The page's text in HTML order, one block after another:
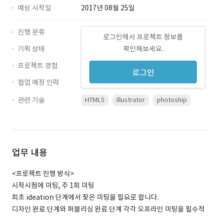
예상 시작일
2017년 08월 25일
로그인해서 프로젝트 정보를
확인해보세요.
로그인
진행 분류
기획 상태
프로젝트 경험
협업 예정 인력
관련 기술
HTML5 Illustrator photoship
업무 내용
<프로젝트 진행 방식>
시작시점에 미팅, 주 1회 미팅
최초 ideation 단계에서 잦은 미팅을 필요로 합니다.
디자인 완료 단계와 퍼블리싱 완료 단계 각각 오프라인 미팅을 필수적